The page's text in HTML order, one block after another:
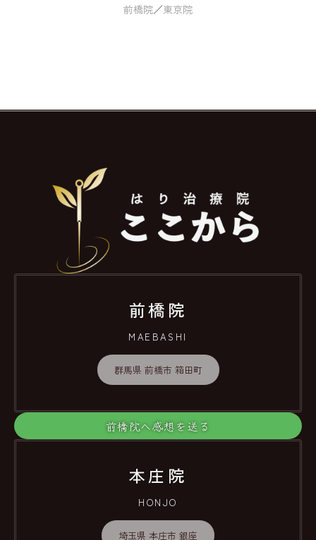
前橋院／東京院
前橋院
MAEBASHI
群馬県 前橋市 箱田町
前橋院へ感想を送る
本庄院
HONJO
埼玉県 本庄市 銀座